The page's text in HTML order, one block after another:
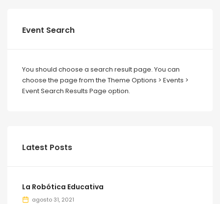
Event Search
You should choose a search result page. You can
choose the page from the Theme Options > Events >
Event Search Results Page option.
Latest Posts
La Robótica Educativa
agosto 31, 2021